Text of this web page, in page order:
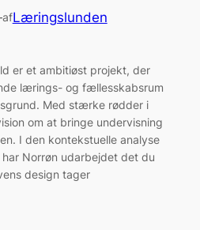
afLæringslunden
er et ambitiøst projekt, der
lærings- og fællesskabsrum
Med stærke rødder i
om at bringe undervisning
I den kontekstuelle analyse
Norrøn udarbejdet det du
design tager